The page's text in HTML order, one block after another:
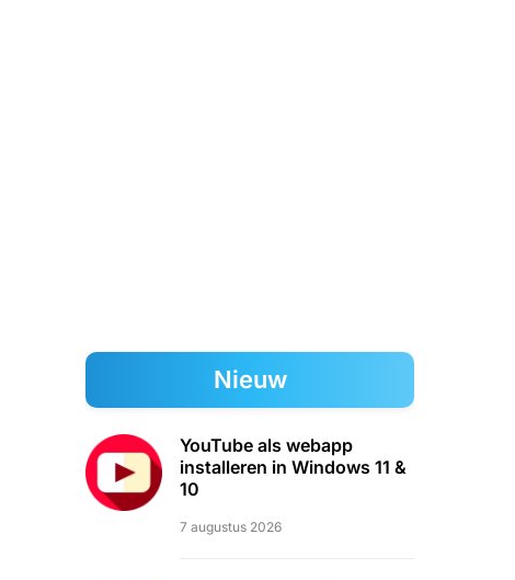
Nieuw
YouTube als webapp
installeren in Windows 11 &
10
7 augustus 2026